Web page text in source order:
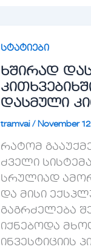
სტატიები
ხშირად
კითხვები
დასმული
tramvai/ November
რატომ
ძველი
სრულიად
და მისი
გაგრძელება
იქნებოდა
ინვესტიციის